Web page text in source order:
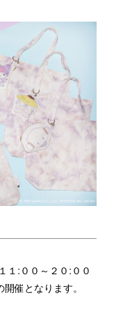
１:００～２０:００
催となります。